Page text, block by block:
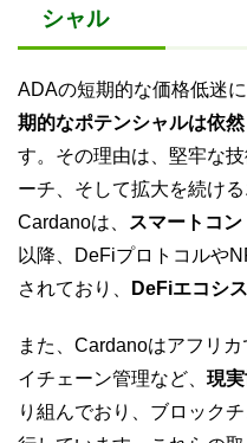
シャル
ADAの短期的な価格低迷に
期的なポテンシャルは依
す。その理由は、堅牢な
ーチ、そして拡大を続け
Cardanoは、
スマートコ
以降、DeFiプロトコルや
されており、
DeFiエコシ
また、Cardanoはアフリ
イチェーン管理など、 現
り組んでおり、ブロック